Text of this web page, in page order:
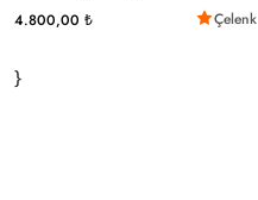
4.800,00 ₺ Çelenk
}